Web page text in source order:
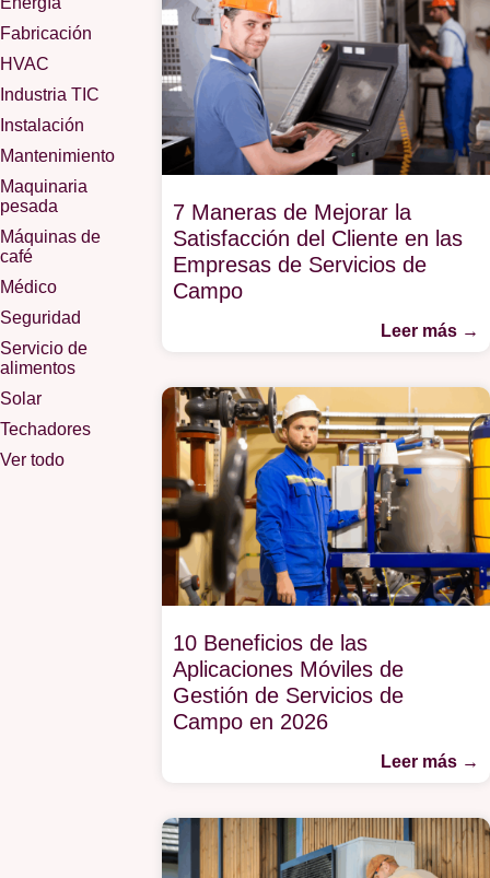
Fabricación
HVAC
Industria TIC
Instalación
Mantenimiento
Maquinaria
pesada
Máquinas de
café
Médico
Seguridad
Servicio de
alimentos
Solar
Techadores
Ver todo
7 Maneras de Mejorar la
Satisfacción del Cliente en las
Empresas de Servicios de
Campo
Leer más →
10 Beneficios de las
Aplicaciones Móviles de
Gestión de Servicios de
Campo en 2026
Leer más →